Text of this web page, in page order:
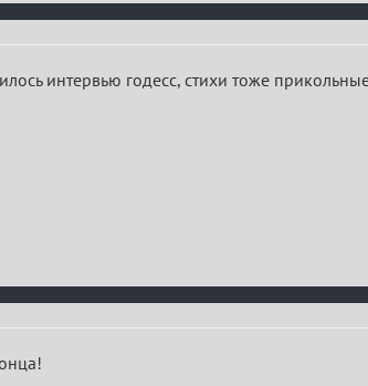
интервью годесс, стихи тоже